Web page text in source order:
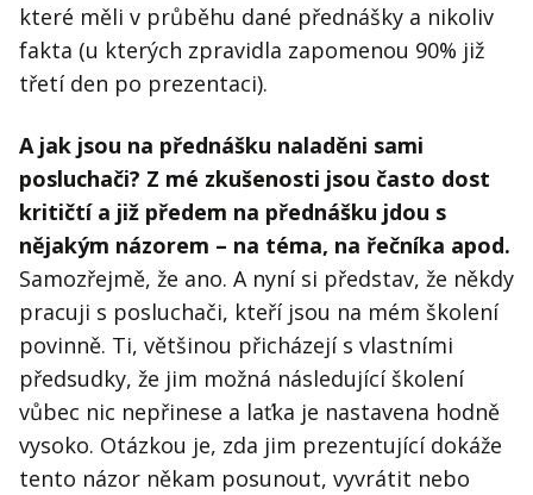
které měli v průběhu dané přednášky a nikoliv
fakta (u kterých zpravidla zapomenou 90% již
třetí den po prezentaci).
A jak jsou na přednášku naladěni sami
posluchači? Z mé zkušenosti jsou často dost
kritičtí a již předem na přednášku jdou s
nějakým názorem – na téma, na řečníka apod.
Samozřejmě, že ano. A nyní si představ, že někdy
pracuji s posluchači, kteří jsou na mém školení
povinně. Ti, většinou přicházejí s vlastními
předsudky, že jim možná následující školení
vůbec nic nepřinese a laťka je nastavena hodně
vysoko. Otázkou je, zda jim prezentující dokáže
tento názor někam posunout, vyvrátit nebo